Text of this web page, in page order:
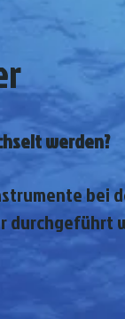
werden?
bei
durchgeführt